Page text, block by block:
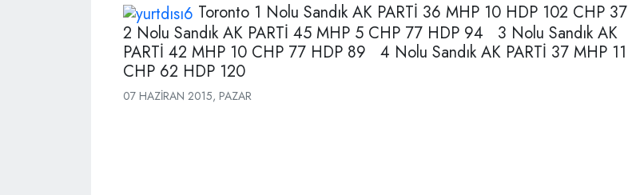
Toronto 1 Nolu Sandık AK PARTİ 36 MHP 10 HDP 102 CHP 37
2 Nolu Sandık AK PARTİ 45 MHP 5 CHP 77 HDP 94 3 Nolu Sandık AK
PARTİ 42 MHP 10 CHP 77 HDP 89 4 Nolu Sandık AK PARTİ 37 MHP 11
CHP 62 HDP 120
07 HAZIRAN 2015, PAZAR